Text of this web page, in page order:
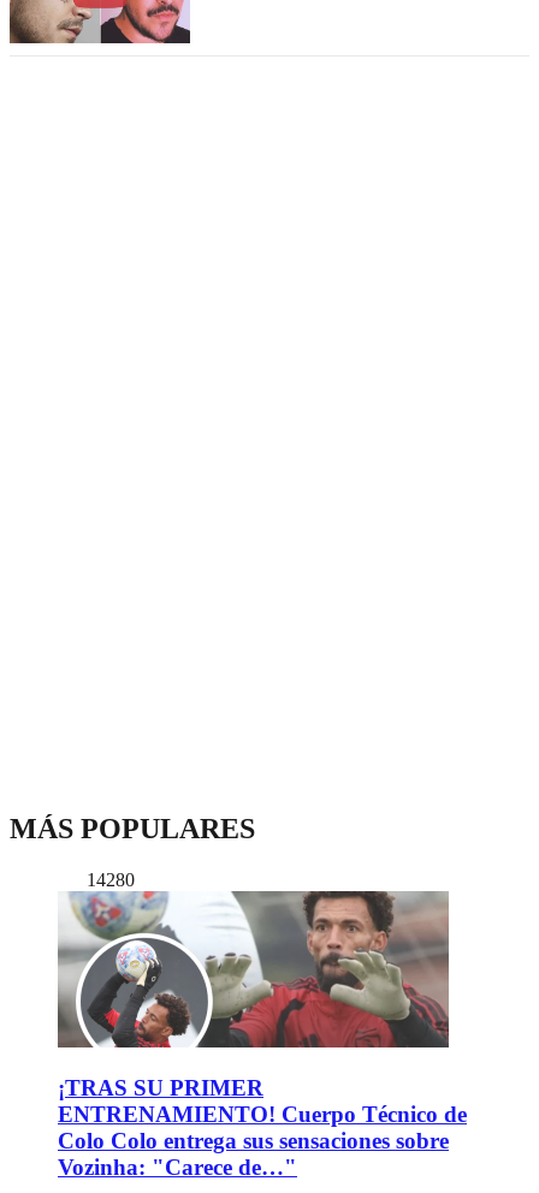
MÁS POPULARES
14280
¡TRAS SU PRIMER
ENTRENAMIENTO! Cuerpo Técnico de
Colo Colo entrega sus sensaciones sobre
Vozinha: "Carece de…"